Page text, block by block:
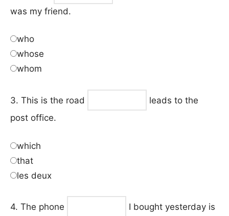
was my friend.
who
whose
whom
3. This is the road
leads to the
post office.
which
that
les deux
4. The phone
I bought yesterday is